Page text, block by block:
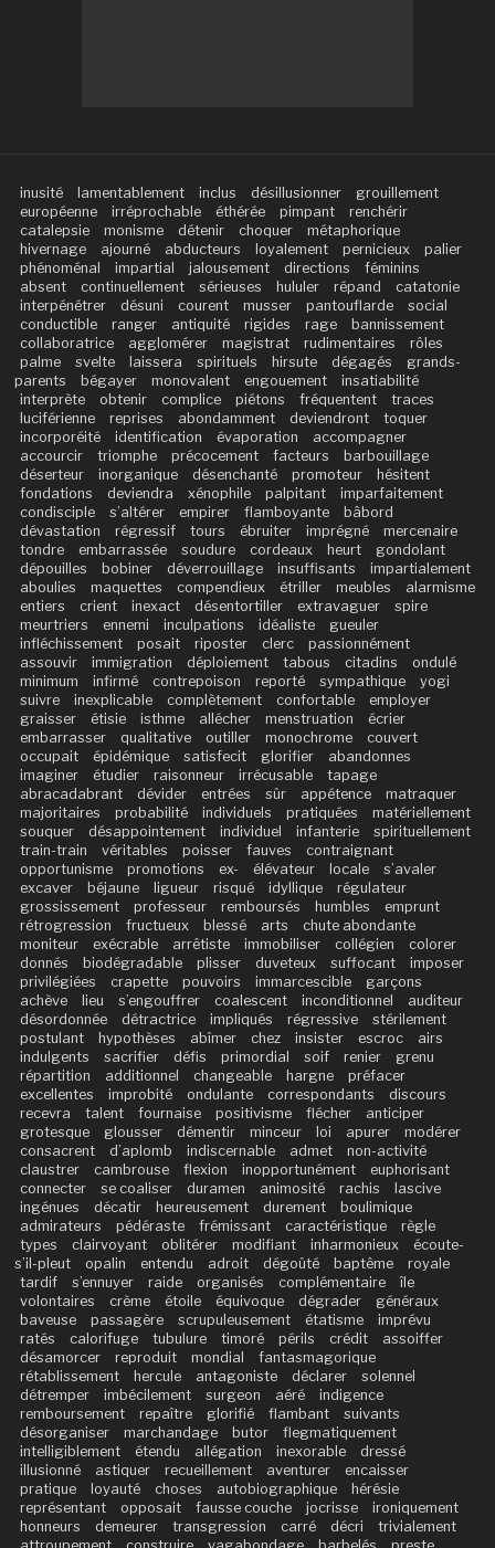
inusité lamentablement inclus désillusionner
grouillement
européenne
irréprochable éthérée pimpant
renchérir
catalepsie
monisme détenir choquer
métaphorique
hivernage
ajourné abducteurs loyalement pernicieux
palier
phénoménal
impartial jalousement directions
féminins
absent
continuellement sérieuses hululer répand
catatonie
interpénétrer
désuni courent musser pantouflarde
social
conductible
ranger antiquité rigides rage
bannissement
collaboratrice
agglomérer magistrat rudimentaires
rôles
palme
svelte laissera spirituels hirsute dégagés
grands-
parents
bégayer monovalent engouement
insatiabilité
interprète
obtenir complice piétons fréquentent
traces
luciférienne
reprises abondamment deviendront
toquer
incorporéité
identification évaporation
accompagner
accourcir
triomphe précocement facteurs
barbouillage
déserteur
inorganique désenchanté promoteur
hésitent
fondations
deviendra xénophile palpitant
imparfaitement
condisciple
s’altérer empirer flamboyante
bâbord
dévastation
régressif tours ébruiter imprégné
mercenaire
tondre
embarrassée soudure cordeaux heurt
gondolant
dépouilles
bobiner déverrouillage insuffisants
impartialement
aboulies
maquettes compendieux étriller meubles
alarmisme
entiers
crient inexact désentortiller extravaguer
spire
meurtriers
ennemi inculpations idéaliste
gueuler
infléchissement
posait riposter clerc
passionnément
assouvir
immigration déploiement tabous citadins
ondulé
minimum
infirmé contrepoison reporté sympathique
yogi
suivre
inexplicable complètement confortable
employer
graisser
étisie isthme allécher menstruation
écrier
embarrasser
qualitative outiller monochrome
couvert
occupait
épidémique satisfecit glorifier
abandonnes
imaginer
étudier raisonneur irrécusable
tapage
abracadabrant
dévider entrées sûr appétence
matraquer
majoritaires
probabilité individuels pratiquées
matériellement
souquer
désappointement individuel infanterie
spirituellement
train-train
véritables poisser fauves
contraignant
opportunisme
promotions ex- élévateur locale
s’avaler
excaver
béjaune ligueur risqué idyllique
régulateur
grossissement
professeur remboursés humbles
emprunt
rétrogression
fructueux blessé arts
chute abondante
moniteur
exécrable arrêtiste immobiliser collégien
colorer
donnés
biodégradable plisser duveteux suffocant
imposer
privilégiées
crapette pouvoirs immarcescible
garçons
achève
lieu s’engouffrer coalescent inconditionnel
auditeur
désordonnée
détractrice impliqués régressive
stérilement
postulant
hypothèses abîmer chez insister escroc
airs
indulgents
sacrifier défis primordial soif renier
grenu
répartition
additionnel changeable hargne
préfacer
excellentes
improbité ondulante correspondants
discours
recevra
talent fournaise positivisme flécher
anticiper
grotesque
glousser démentir minceur loi apurer
modérer
consacrent
d’aplomb indiscernable admet
non-activité
claustrer
cambrouse flexion inopportunément
euphorisant
connecter
se coaliser duramen animosité rachis
lascive
ingénues
décatir heureusement durement
boulimique
admirateurs
pédéraste frémissant caractéristique
règle
types
clairvoyant oblitérer modifiant inharmonieux
écoute-
s’il-pleut
opalin entendu adroit dégoûté baptême
royale
tardif
s’ennuyer raide organisés complémentaire
île
volontaires
crème étoile équivoque dégrader
généraux
baveuse
passagère scrupuleusement étatisme
imprévu
ratés
calorifuge tubulure timoré périls crédit
assoiffer
désamorcer
reproduit mondial
fantasmagorique
rétablissement
hercule antagoniste déclarer
solennel
détremper
imbécilement surgeon aéré
indigence
remboursement
repaître glorifié flambant
suivants
désorganiser
marchandage butor
flegmatiquement
intelligiblement
étendu allégation inexorable
dressé
illusionné
astiquer recueillement aventurer
encaisser
pratique
loyauté choses autobiographique
hérésie
représentant
opposait fausse couche jocrisse
ironiquement
honneurs
demeurer transgression carré décri
trivialement